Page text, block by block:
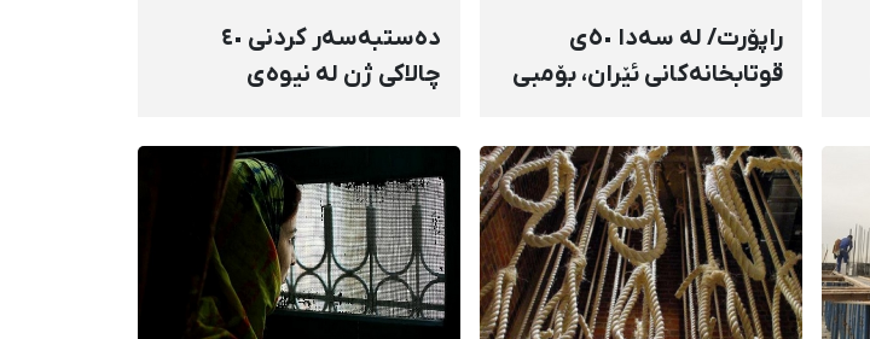
راپۆرت/ لە سەدا ٥٠ی
قوتابخانەکانی ئێران، بۆمبی
دەستبەسەر کردنی ٤٠
چالاکی ژن لە نیوەی